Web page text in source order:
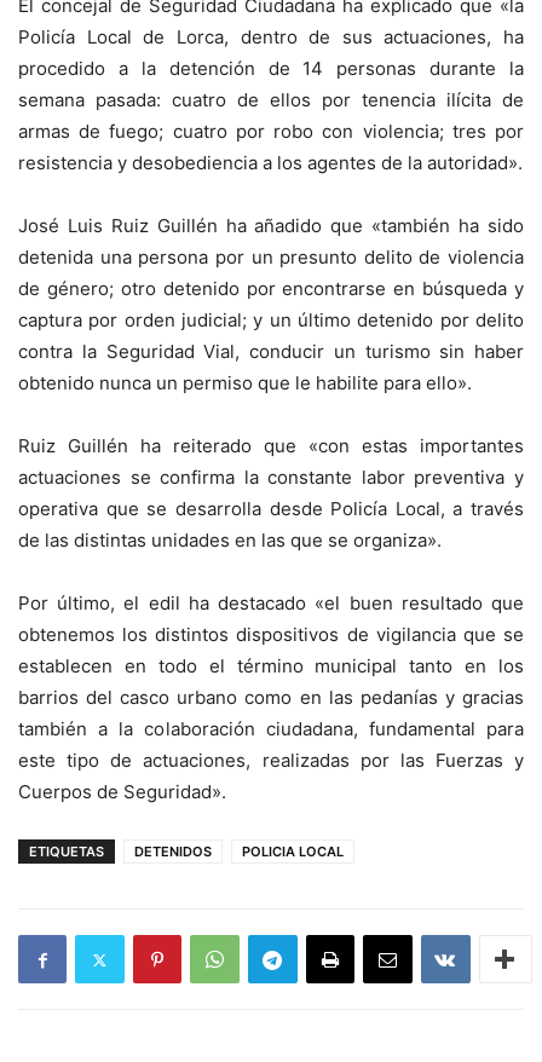
El concejal de Seguridad Ciudadana ha explicado que «la
Policía Local de Lorca, dentro de sus actuaciones, ha
procedido a la detención de 14 personas durante la
semana pasada: cuatro de ellos por tenencia ilícita de
armas de fuego; cuatro por robo con violencia; tres por
resistencia y desobediencia a los agentes de la autoridad».
José Luis Ruiz Guillén ha añadido que «también ha sido
detenida una persona por un presunto delito de violencia
de género; otro detenido por encontrarse en búsqueda y
captura por orden judicial; y un último detenido por delito
contra la Seguridad Vial, conducir un turismo sin haber
obtenido nunca un permiso que le habilite para ello».
Ruiz Guillén ha reiterado que «con estas importantes
actuaciones se confirma la constante labor preventiva y
operativa que se desarrolla desde Policía Local, a través
de las distintas unidades en las que se organiza».
Por último, el edil ha destacado «el buen resultado que
obtenemos los distintos dispositivos de vigilancia que se
establecen en todo el término municipal tanto en los
barrios del casco urbano como en las pedanías y gracias
también a la colaboración ciudadana, fundamental para
este tipo de actuaciones, realizadas por las Fuerzas y
Cuerpos de Seguridad».
ETIQUETAS DETENIDOS POLICIA LOCAL